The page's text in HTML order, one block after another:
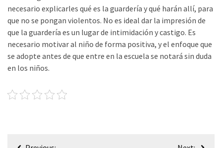
necesario explicarles qué es la guardería y qué harán allí, para
que no se pongan violentos. No es ideal dar la impresión de
que la guardería es un lugar de intimidación y castigo. Es
necesario motivar al niño de forma positiva, y el enfoque que
se adopte antes de que entre en la escuela se notará sin duda
en los niños.
Post